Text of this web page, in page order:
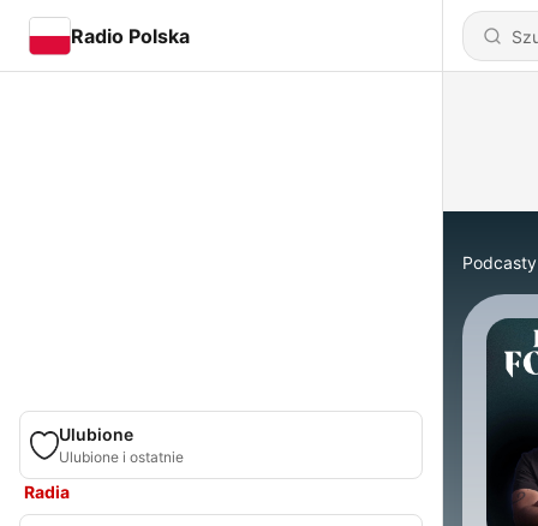
Radio Polska
Ulubione
Ulubione i ostatnie
Radia
Podcasty